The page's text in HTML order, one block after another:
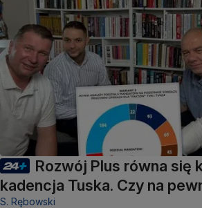
Rozwój Plus równa się
kadencja Tuska. Czy na
S. Rębowski